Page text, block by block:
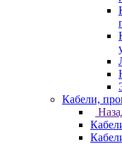
Кабели,